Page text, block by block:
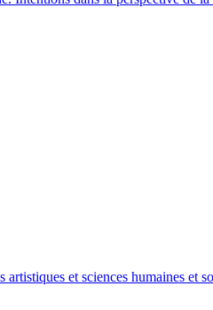
et sciences humaines et